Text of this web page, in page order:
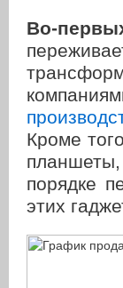
Во-
Кроме
порядке
этих